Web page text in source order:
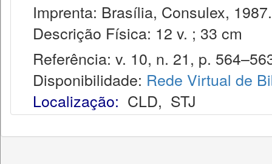
Imprenta: Brasília, Consulex, 1987.
Descrição Física: 12 v. ; 33 cm
Referência: v. 10, n. 21, p.
Disponibilidade: Rede Virtual de
Localização: CLD, STJ